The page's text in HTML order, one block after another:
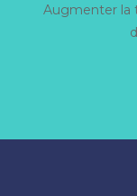
Augmenter la